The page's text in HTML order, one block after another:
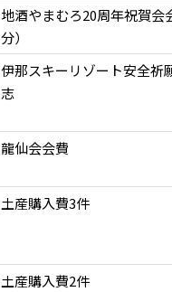
地酒やまむろ20周年祝賀会
分）
伊那スキーリゾート安全祈
志
龍仙会会費
土産購入費3件
土産購入費2件